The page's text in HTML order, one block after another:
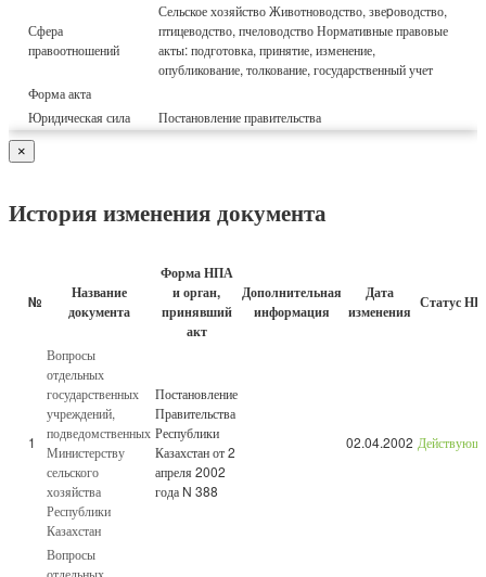
Сфера
правоотношений
Сельское хозяйство Животноводство, звеpоводство,
птицеводство, пчеловодство Нормативные правовые
акты: подготовка, принятие, изменение,
опубликование, толкование, государственный учет
Форма акта
Юридическая сила
Постановление правительства
×
История изменения документа
№
Название
документа
Форма НПА
и орган,
принявший
акт
Дополнительная
информация
Дата
изменения Статус
1
Вопросы
отдельных
государственных
учреждений,
подведомственных
Министерству
сельского
хозяйства
Республики
Казахстан
Постановление
Правительства
Республики
Казахстан от 2
апреля 2002
года N 388
02.04.2002
Вопросы
отдельных